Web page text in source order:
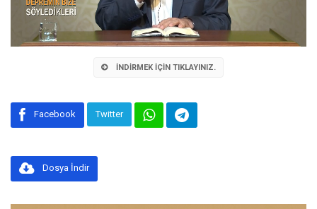
Unmute
1.77%
İNDIRMEK İÇIN TIKLAYINIZ.
Facebook Twitter
Dosya İndir